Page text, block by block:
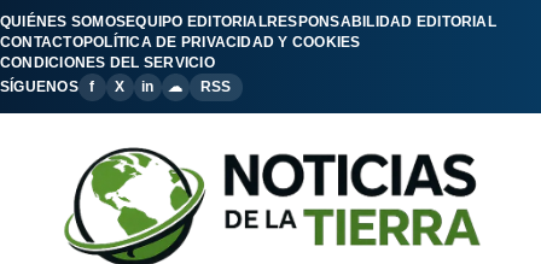
QUIÉNES SOMOSEQUIPO EDITORIALRESPONSABILIDAD EDITORIAL
CONTACTOPOLÍTICA DE PRIVACIDAD Y COOKIES
CONDICIONES DEL SERVICIO
SÍGUENOS
f X in ☁ RSS